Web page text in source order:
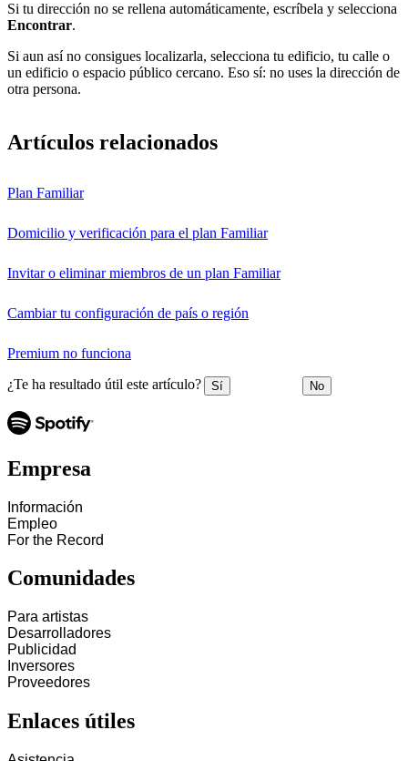
Si tu dirección no se rellena automáticamente, escríbela y selecciona
Encontrar.
Si aun así no consigues localizarla, selecciona tu edificio, tu calle o
un edificio o espacio público cercano. Eso sí: no uses la dirección de
otra persona.
Artículos relacionados
Plan Familiar
Domicilio y verificación para el plan Familiar
Invitar o eliminar miembros de un plan Familiar
Cambiar tu configuración de país o región
Premium no funciona
¿Te ha resultado útil este artículo? Sí No
Empresa
Información
Empleo
For the Record
Comunidades
Para artistas
Desarrolladores
Publicidad
Inversores
Proveedores
Enlaces útiles